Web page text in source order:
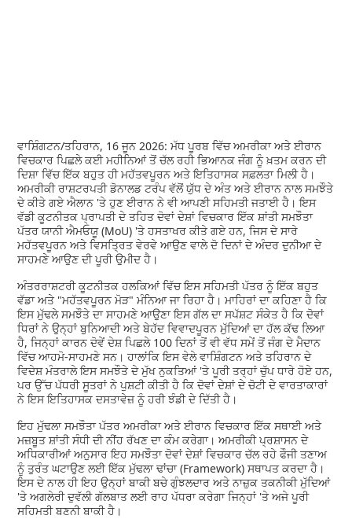
ਵਾਸ਼ਿੰਗਟਨ/ਤਹਿਰਾਨ, 16 ਜੂਨ 2026: ਮੱਧ ਪੂਰਬ ਵਿੱਚ ਅਮਰੀਕਾ ਅਤੇ ਈਰਾਨ
ਵਿਚਕਾਰ ਪਿਛਲੇ ਕਈ ਮਹੀਨਿਆਂ ਤੋਂ ਚੱਲ ਰਹੀ ਭਿਆਨਕ ਜੰਗ ਨੂੰ ਖ਼ਤਮ ਕਰਨ ਦੀ
ਦਿਸ਼ਾ ਵਿੱਚ ਇੱਕ ਬਹੁਤ ਹੀ ਮਹੱਤਵਪੂਰਨ ਅਤੇ ਇਤਿਹਾਸਕ ਸਫ਼ਲਤਾ ਮਿਲੀ ਹੈ।
ਅਮਰੀਕੀ ਰਾਸ਼ਟਰਪਤੀ ਡੋਨਾਲਡ ਟਰੰਪ ਵੱਲੋਂ ਯੁੱਧ ਦੇ ਅੰਤ ਅਤੇ ਈਰਾਨ ਨਾਲ ਸਮਝੌਤੇ
ਦੇ ਕੀਤੇ ਗਏ ਐਲਾਨ 'ਤੇ ਹੁਣ ਈਰਾਨ ਨੇ ਵੀ ਆਪਣੀ ਸਹਿਮਤੀ ਜਤਾਈ ਹੈ। ਇਸ
ਵੱਡੀ ਕੂਟਨੀਤਕ ਪ੍ਰਾਪਤੀ ਦੇ ਤਹਿਤ ਦੋਵਾਂ ਦੇਸ਼ਾਂ ਵਿਚਕਾਰ ਇੱਕ ਸ਼ਾਂਤੀ ਸਮਝੌਤਾ
ਪੱਤਰ ਯਾਨੀ ਐਮਓਯੂ (MoU) 'ਤੇ ਹਸਤਾਖਰ ਕੀਤੇ ਗਏ ਹਨ, ਜਿਸ ਦੇ ਸਾਰੇ
ਮਹੱਤਵਪੂਰਨ ਅਤੇ ਵਿਸਤ੍ਰਿਤ ਵੇਰਵੇ ਆਉਣ ਵਾਲੇ ਦੋ ਦਿਨਾਂ ਦੇ ਅੰਦਰ ਦੁਨੀਆ ਦੇ
ਸਾਹਮਣੇ ਆਉਣ ਦੀ ਪੂਰੀ ਉਮੀਦ ਹੈ।
ਅੰਤਰਰਾਸ਼ਟਰੀ ਕੂਟਨੀਤਕ ਹਲਕਿਆਂ ਵਿੱਚ ਇਸ ਸਹਿਮਤੀ ਪੱਤਰ ਨੂੰ ਇੱਕ ਬਹੁਤ
ਵੱਡਾ ਅਤੇ "ਮਹੱਤਵਪੂਰਨ ਮੋੜ" ਮੰਨਿਆ ਜਾ ਰਿਹਾ ਹੈ। ਮਾਹਿਰਾਂ ਦਾ ਕਹਿਣਾ ਹੈ ਕਿ
ਇਸ ਮੁੱਢਲੇ ਸਮਝੌਤੇ ਦਾ ਸਾਹਮਣੇ ਆਉਣਾ ਇਸ ਗੱਲ ਦਾ ਸਪੱਸ਼ਟ ਸੰਕੇਤ ਹੈ ਕਿ ਦੋਵਾਂ
ਧਿਰਾਂ ਨੇ ਉਨ੍ਹਾਂ ਬੁਨਿਆਦੀ ਅਤੇ ਬੇਹੱਦ ਵਿਵਾਦਪੂਰਨ ਮੁੱਦਿਆਂ ਦਾ ਹੱਲ ਕੱਢ ਲਿਆ
ਹੈ, ਜਿਨ੍ਹਾਂ ਕਾਰਨ ਦੋਵੇਂ ਦੇਸ਼ ਪਿਛਲੇ 100 ਦਿਨਾਂ ਤੋਂ ਵੀ ਵੱਧ ਸਮੇਂ ਤੋਂ ਜੰਗ ਦੇ ਮੈਦਾਨ
ਵਿੱਚ ਆਹਮੋ-ਸਾਹਮਣੇ ਸਨ। ਹਾਲਾਂਕਿ ਇਸ ਵੇਲੇ ਵਾਸ਼ਿੰਗਟਨ ਅਤੇ ਤਹਿਰਾਨ ਦੇ
ਵਿਦੇਸ਼ ਮੰਤਰਾਲੇ ਇਸ ਸਮਝੌਤੇ ਦੇ ਮੁੱਖ ਨੁਕਤਿਆਂ 'ਤੇ ਪੂਰੀ ਤਰ੍ਹਾਂ ਚੁੱਪ ਧਾਰੇ ਹੋਏ ਹਨ,
ਪਰ ਉੱਚ ਪੱਧਰੀ ਸੂਤਰਾਂ ਨੇ ਪੁਸ਼ਟੀ ਕੀਤੀ ਹੈ ਕਿ ਦੋਵਾਂ ਦੇਸ਼ਾਂ ਦੇ ਚੋਟੀ ਦੇ ਵਾਰਤਾਕਾਰਾਂ
ਨੇ ਇਸ ਇਤਿਹਾਸਕ ਦਸਤਾਵੇਜ਼ ਨੂੰ ਹਰੀ ਝੰਡੀ ਦੇ ਦਿੱਤੀ ਹੈ।
ਇਹ ਮੁੱਢਲਾ ਸਮਝੌਤਾ ਪੱਤਰ ਅਮਰੀਕਾ ਅਤੇ ਈਰਾਨ ਵਿਚਕਾਰ ਇੱਕ ਸਥਾਈ ਅਤੇ
ਮਜ਼ਬੂਤ ਸ਼ਾਂਤੀ ਸੰਧੀ ਦੀ ਨੀਂਹ ਰੱਖਣ ਦਾ ਕੰਮ ਕਰੇਗਾ। ਅਮਰੀਕੀ ਪ੍ਰਸ਼ਾਸਨ ਦੇ
ਅਧਿਕਾਰੀਆਂ ਅਨੁਸਾਰ ਇਹ ਸਮਝੌਤਾ ਦੋਵਾਂ ਦੇਸ਼ਾਂ ਵਿਚਕਾਰ ਚੱਲ ਰਹੇ ਫੌਜੀ ਤਣਾਅ
ਨੂੰ ਤੁਰੰਤ ਘਟਾਉਣ ਲਈ ਇੱਕ ਮੁੱਢਲਾ ਢਾਂਚਾ (Framework) ਸਥਾਪਤ ਕਰਦਾ ਹੈ।
ਇਸ ਦੇ ਨਾਲ ਹੀ ਇਹ ਉਨ੍ਹਾਂ ਬਾਕੀ ਬਚੇ ਗੁੰਝਲਦਾਰ ਅਤੇ ਨਾਜ਼ੁਕ ਤਕਨੀਕੀ ਮੁੱਦਿਆਂ
'ਤੇ ਅਗਲੇਰੀ ਦੁਵੱਲੀ ਗੱਲਬਾਤ ਲਈ ਰਾਹ ਪੱਧਰਾ ਕਰੇਗਾ ਜਿਨ੍ਹਾਂ 'ਤੇ ਅਜੇ ਪੂਰੀ
ਸਹਿਮਤੀ ਬਣਨੀ ਬਾਕੀ ਹੈ।